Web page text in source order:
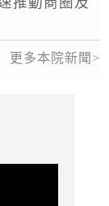
更多本院新聞